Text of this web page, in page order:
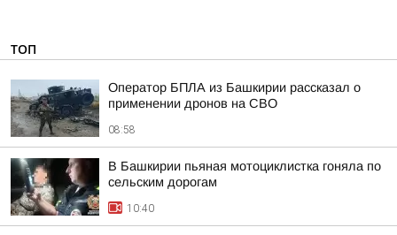
ТОП
Оператор БПЛА из Башкирии рассказал о
применении дронов на СВО
08:58
В Башкирии пьяная мотоциклистка гоняла по
сельским дорогам
10:40